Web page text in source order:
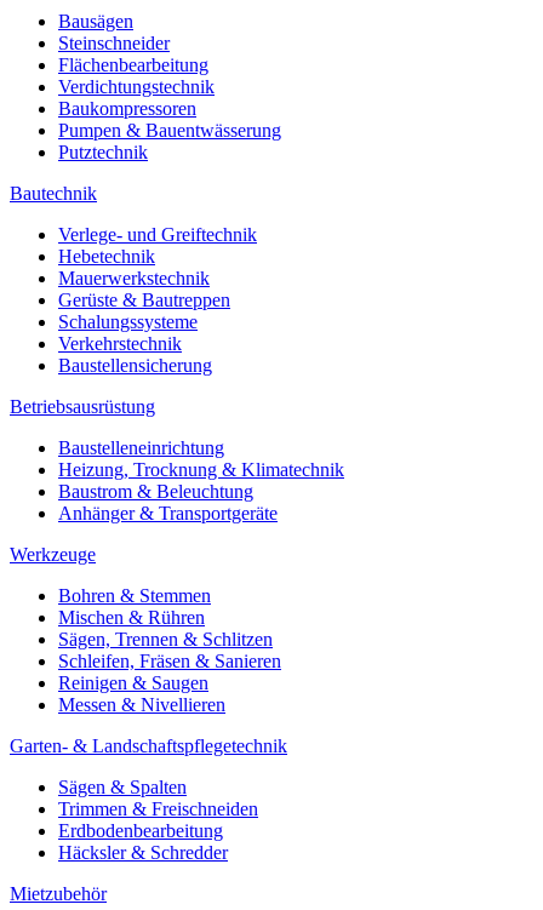
Bausägen
Steinschneider
Flächenbearbeitung
Verdichtungstechnik
Baukompressoren
Pumpen & Bauentwässerung
Putztechnik
Bautechnik
Verlege- und Greiftechnik
Hebetechnik
Mauerwerkstechnik
Gerüste & Bautreppen
Schalungssysteme
Verkehrstechnik
Baustellensicherung
Betriebsausrüstung
Baustelleneinrichtung
Heizung, Trocknung & Klimatechnik
Baustrom & Beleuchtung
Anhänger & Transportgeräte
Werkzeuge
Bohren & Stemmen
Mischen & Rühren
Sägen, Trennen & Schlitzen
Schleifen, Fräsen & Sanieren
Reinigen & Saugen
Messen & Nivellieren
Garten- & Landschaftspflegetechnik
Sägen & Spalten
Trimmen & Freischneiden
Erdbodenbearbeitung
Häcksler & Schredder
Mietzubehör